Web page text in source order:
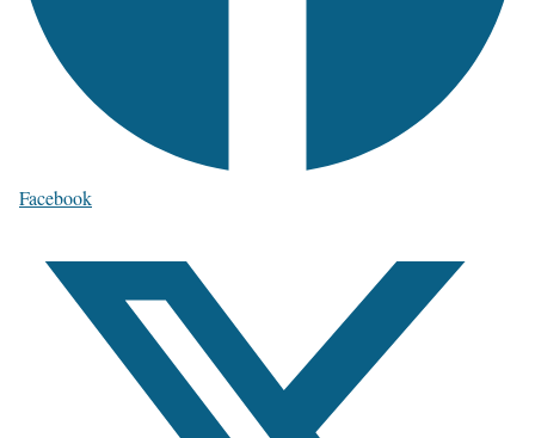
Facebook